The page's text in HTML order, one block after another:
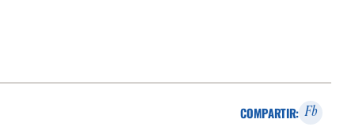
COMPARTIR: Fb